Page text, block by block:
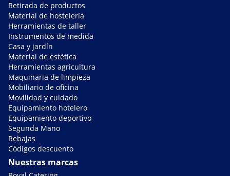
Retirada de productos
Material de hostelería
Herramientas de taller
Instrumentos de medida
Casa y jardín
Material de estética
Herramientas agricultura
Maquinaria de limpieza
Mobiliario de oficina
Movilidad y cuidado
Equipamiento hotelero
Equipamiento deportivo
Segunda Mano
Rebajas
Códigos descuento
Nuestras marcas